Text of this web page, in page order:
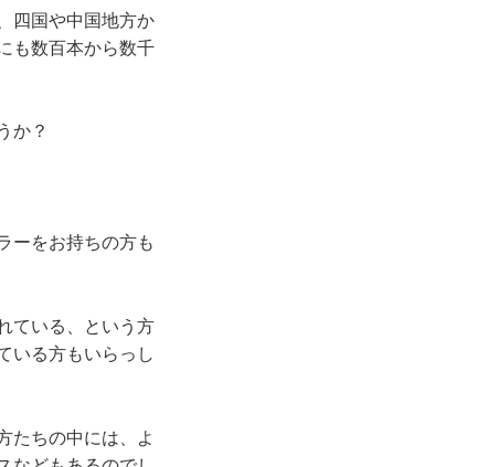
四国や中国地方か
も数百本から数千
か？
ーをお持ちの方も
ている、という方
いる方もいらっし
たちの中には、よ